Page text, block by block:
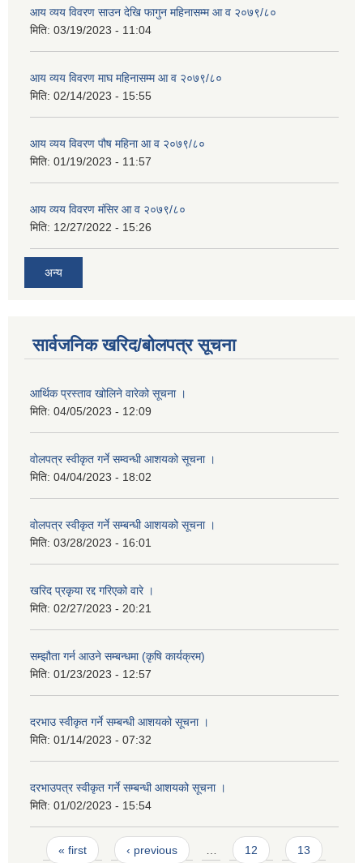
आय व्यय विवरण साउन देखि फागुन महिनासम्म आ व २०७९/८०
मिति: 03/19/2023 - 11:04
आय व्यय विवरण माघ महिनासम्म आ व २०७९/८०
मिति: 02/14/2023 - 15:55
आय व्यय विवरण पौष महिना आ व २०७९/८०
मिति: 01/19/2023 - 11:57
आय व्यय विवरण मंसिर आ व २०७९/८०
मिति: 12/27/2022 - 15:26
अन्य
सार्वजनिक खरिद/बोलपत्र सूचना
आर्थिक प्रस्ताव खोलिने वारेको सूचना ।
मिति: 04/05/2023 - 12:09
वोलपत्र स्वीकृत गर्ने सम्वन्धी आशयको सूचना ।
मिति: 04/04/2023 - 18:02
वोलपत्र स्वीकृत गर्ने सम्बन्धी आशयको सूचना ।
मिति: 03/28/2023 - 16:01
खरिद प्रकृया रद्द गरिएको वारे ।
मिति: 02/27/2023 - 20:21
सम्झौता गर्न आउने सम्बन्धमा (कृषि कार्यक्रम)
मिति: 01/23/2023 - 12:57
दरभाउ स्वीकृत गर्ने सम्बन्धी आशयको सूचना ।
मिति: 01/14/2023 - 07:32
दरभाउपत्र स्वीकृत गर्ने सम्बन्धी आशयको सूचना ।
मिति: 01/02/2023 - 15:54
Pages
« first ‹ previous 12 13